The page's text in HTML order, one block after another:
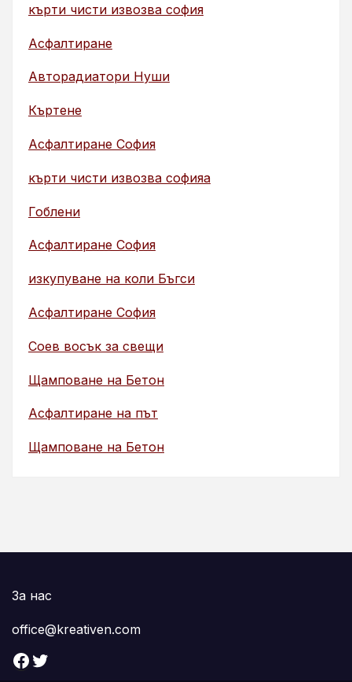
кърти чисти извозва софия
Асфалтиране
Авторадиатори Нуши
Къртене
Асфалтиране София
кърти чисти извозва софияа
Гоблени
Асфалтиране София
изкупуване на коли Бъгси
Асфалтиране София
Соев восък за свещи
Щамповане на Бетон
Асфалтиране на път
Щамповане на Бетон
За нас
office@kreativen.com
Facebook Twitter